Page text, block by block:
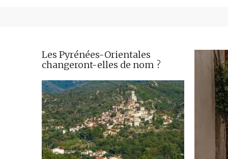
Les Pyrénées-Orientales
changeront-elles de nom ?